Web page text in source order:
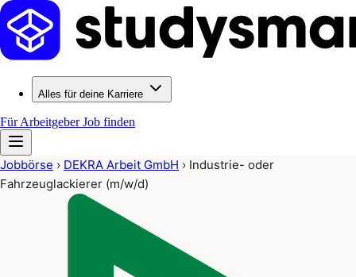
Alles für deine Karriere
Für ArbeitgeberJob finden
Jobbörse › DEKRA Arbeit GmbH › Industrie- oder
Fahrzeuglackierer (m/w/d)